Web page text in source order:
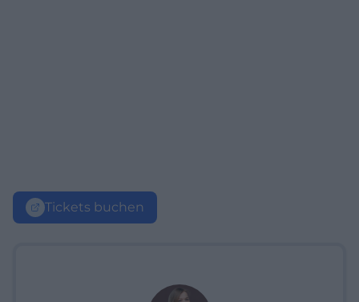
Tickets buchen